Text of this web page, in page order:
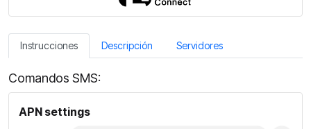
Instrucciones Descripción Servidores
Comandos SMS:
APN settings